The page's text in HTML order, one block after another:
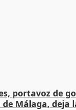
portavoz de
Málaga, deja